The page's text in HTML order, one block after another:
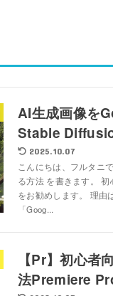
AI生成画像を
Stable
2025.10.07
こんにちは、フルタニ
る方法 を書きます。
をお勧めします。 理由
「Goog...
【Pr】初心者
法Premiere